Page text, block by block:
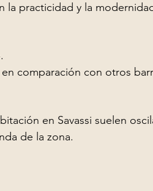
la practicidad y la
comparación con otros
en Savassi suelen
de la zona.